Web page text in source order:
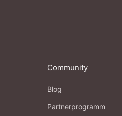
Community
Blog
Partnerprogramm